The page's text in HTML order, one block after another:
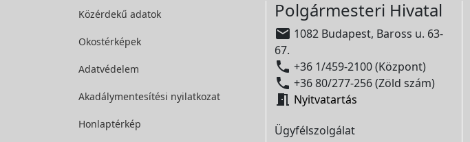
Közérdekű adatok
Okostérképek
Adatvédelem
Akadálymentesítési nyilatkozat
Honlaptérkép
Polgármesteri Hivatal
 1082 Budapest, Baross u. 63-
67.
 +36 1/459-2100 (Központ)
 +36 80/277-256 (Zöld szám)
 Nyitvatartás
Ügyfélszolgálat